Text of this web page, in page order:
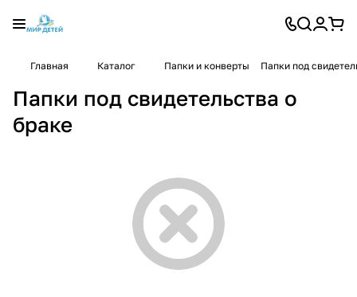
Главная Каталог Папки и конверты Папки под
Папки под свидетельства о
браке